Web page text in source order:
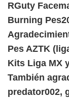
RGuty
Burning
Pes AZTK
Kits Liga MX
También
predator002,